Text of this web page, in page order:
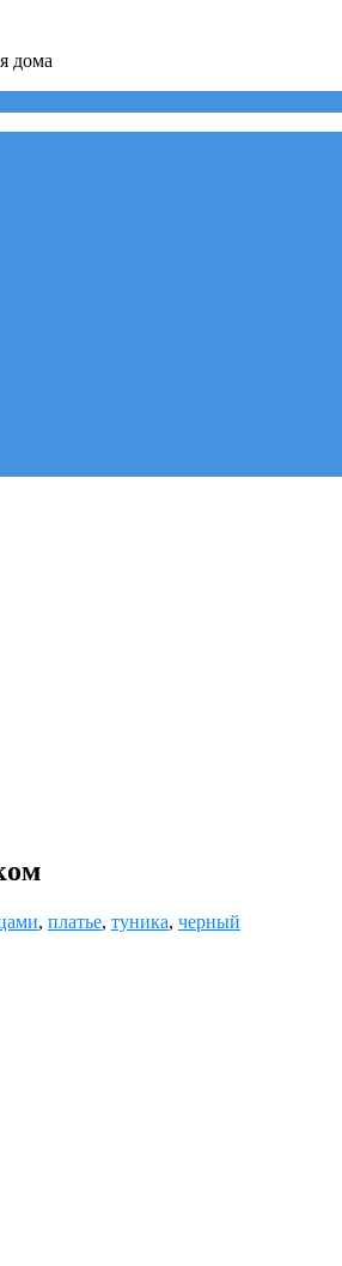
дома
, платье, туника, черный